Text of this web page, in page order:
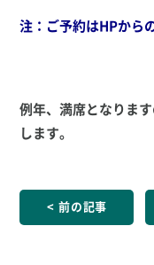
注：ご予約はHPから
例年、満席となりま
します。
前の記事